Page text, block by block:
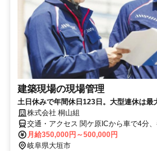
建築現場の現場管理
土日休みで年間休日123日。大型連休は最
株式会社 桐山組
交通・アクセス 関ケ原ICから車で4分
（転勤なし）
月給350,000円～500,000円
岐阜県大垣市